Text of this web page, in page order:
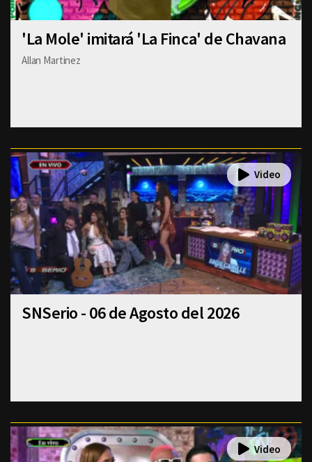
'La Mole' imitará 'La Finca' de Chavana
Allan Martinez
SNSerio - 06 de Agosto del 2026